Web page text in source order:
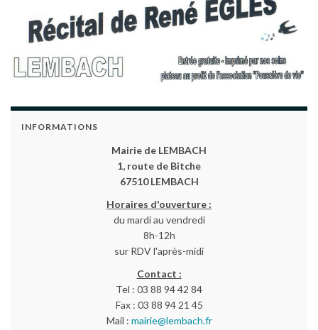
INFORMATIONS
Mairie de LEMBACH
1, route de Bitche
67510 LEMBACH
Horaires d'ouverture :
du mardi au vendredi
8h-12h
sur RDV l'après-midi
Contact :
Tel : 03 88 94 42 84
Fax : 03 88 94 21 45
Mail : mairie@lembach.fr